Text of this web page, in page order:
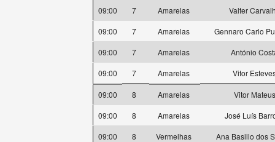
09:00 7 Amarelas
Valter
09:00
7 Amarelas
Gennaro Carlo
09:00
7 Amarelas
António
09:00
7 Amarelas Vitor
09:00 8 Amarelas
Vitor Mateus
09:00
8 Amarelas
José Luís
09:00
8 Vermelhas
Ana Basilio dos